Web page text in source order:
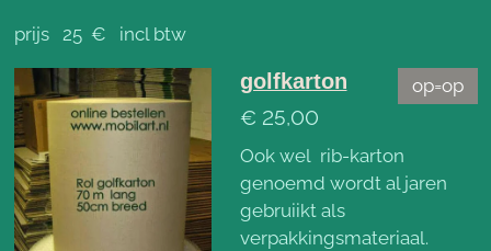
prijs 25 € incl btw
op=op
golfkarton
€ 25,00
Ook wel rib-karton
genoemd wordt al jaren
gebruiikt als
verpakkingsmateriaal.